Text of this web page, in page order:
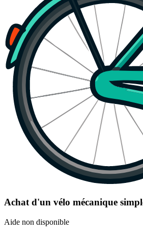
Achat d'un vélo mécanique
Aide non disponible